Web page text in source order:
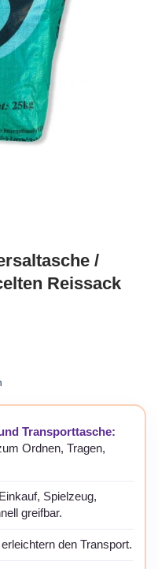
/
Reissack
Transporttasche:
Ordnen, Tragen,
Spielzeug,
greifbar.
den Transport.